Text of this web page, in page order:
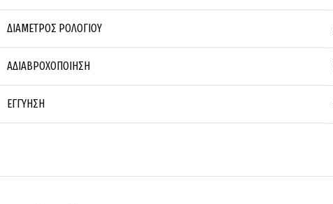
ΔΙΆΜΕΤΡΟΣ ΡΟΛΟΓΙΟΎ
ΑΔΙΑΒΡΟΧΟΠΟΊΗΣΗ
ΕΓΓΎΗΣΗ